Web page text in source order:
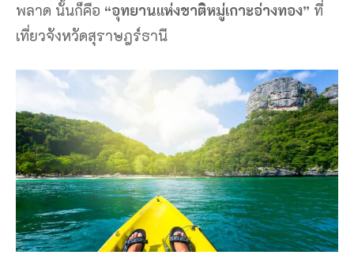
พลาด นั้นก็คือ “อุทยานแห่งชาติหมู่เกาะอ่างทอง” ที่
เที่ยวจังหวัดสุราษฎร์ธานี